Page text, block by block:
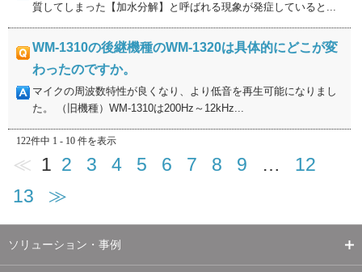
質してしまった【加水分解】と呼ばれる現象が発症していると...
WM-1310の後継機種のWM-1320は具体的にどこが変
わったのですか。
マイクの周波数特性が良くなり、より低音を再生可能になりまし
た。 （旧機種）WM-1310は200Hz～12kHz...
122件中 1 - 10 件を表示
≪ 1 2 3 4 5 6 7 8 9 …
12
13
≫
ソリューション・事例